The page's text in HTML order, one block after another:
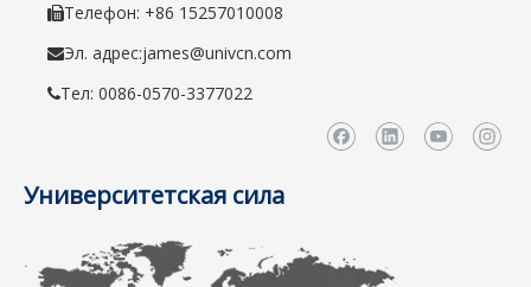
Телефон: +86 15257010008
Эл. адрес:james@univcn.com
Тел: 0086-0570-3377022
Университетская сила